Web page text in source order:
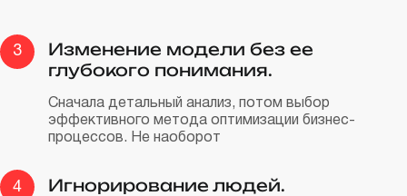
3
Изменение модели без ее
глубокого понимания.
Сначала детальный анализ, потом выбор
эффективного метода оптимизации бизнес-
процессов. Не наоборот
4 Игнорирование людей.